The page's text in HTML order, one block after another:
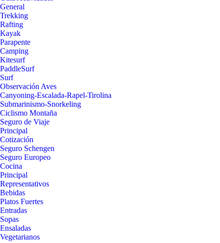
General
Trekking
Rafting
Kayak
Parapente
Camping
Kitesurf
PaddleSurf
Surf
Observación Aves
Canyoning-Escalada-Rapel-Tirolina
Submarinismo-Snorkeling
Ciclismo Montaña
Seguro de Viaje
Principal
Cotización
Seguro Schengen
Seguro Europeo
Cocina
Principal
Representativos
Bebidas
Platos Fuertes
Entradas
Sopas
Ensaladas
Vegetarianos